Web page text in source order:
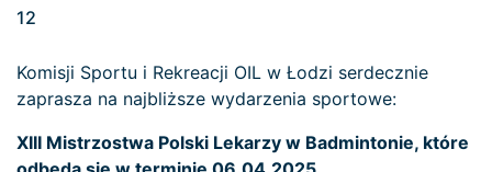
12
Komisji Sportu i Rekreacji OIL w Łodzi serdecznie
zaprasza na najbliższe wydarzenia sportowe:
XIII Mistrzostwa Polski Lekarzy w Badmintonie, które